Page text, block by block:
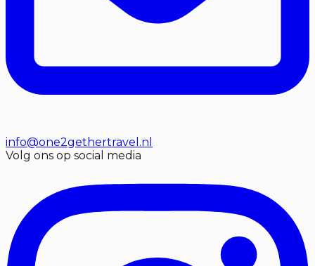
info@one2gethertravel.nl
Volg ons op social media